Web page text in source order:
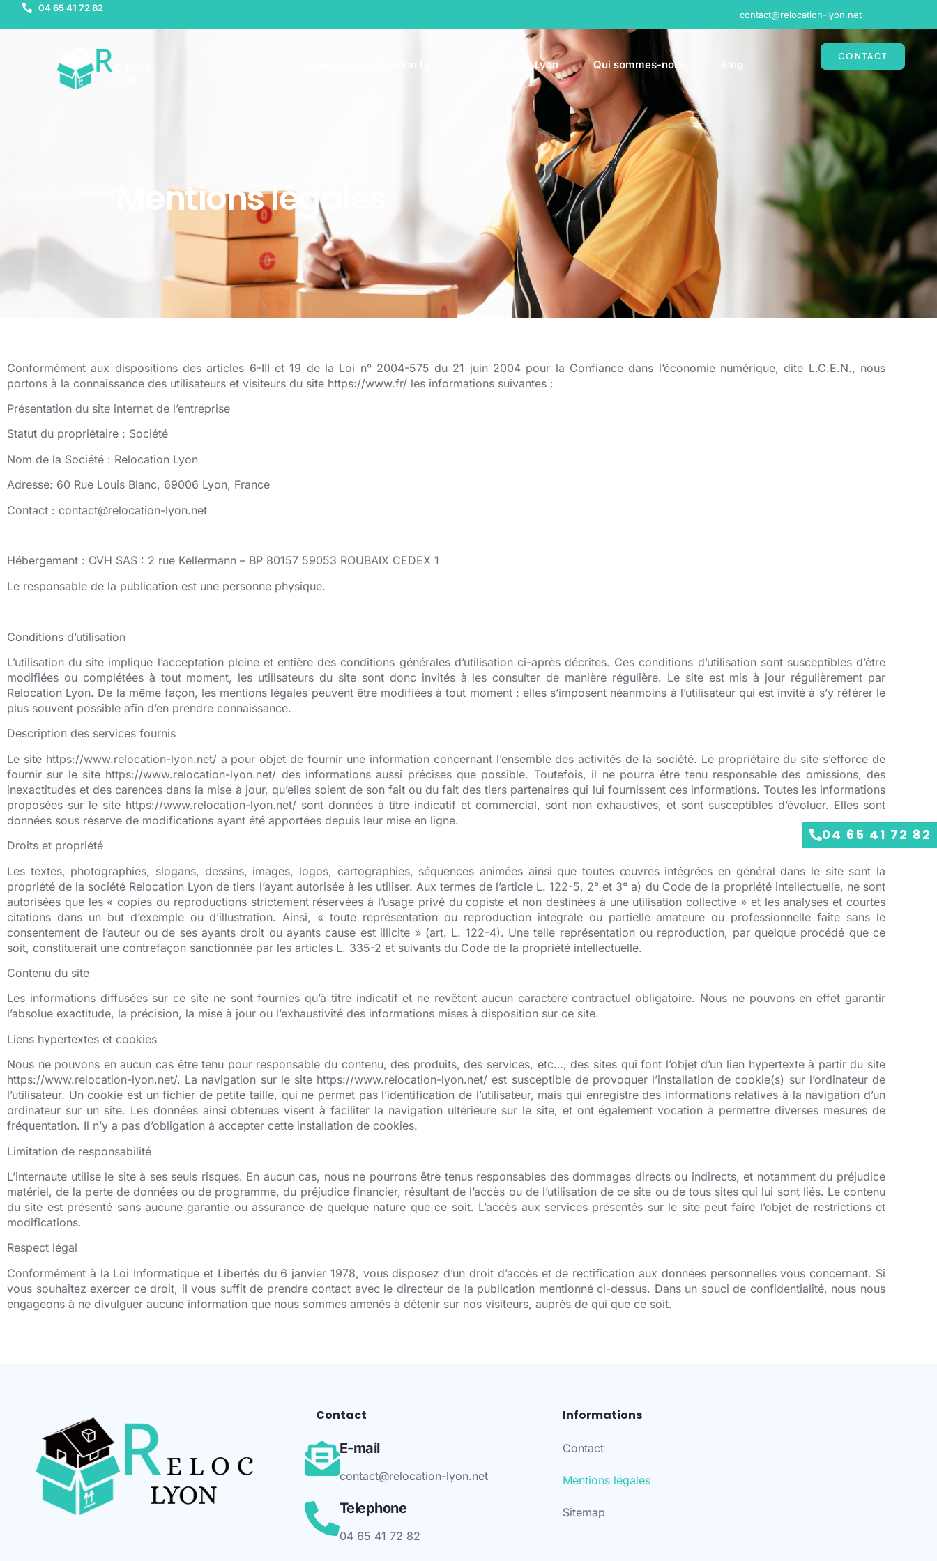
04 65 41 72 82
contact@relocation-lyon.net
Relocation Lyon Qui sommes-nous Blog
CONTACT
Mentions légales
Conformément aux dispositions des articles 6-III et 19 de la Loi n° 2004-575 du 21 juin 2004 pour la Confiance dans l’économie numérique, dite L.C.E.N., nous
portons à la connaissance des utilisateurs et visiteurs du site https://www.fr/ les informations suivantes :
Présentation du site internet de l’entreprise
Statut du propriétaire : Société
Nom de la Société : Relocation Lyon
Adresse: 60 Rue Louis Blanc, 69006 Lyon, France
Contact : contact@relocation-lyon.net
Hébergement : OVH SAS : 2 rue Kellermann – BP 80157 59053 ROUBAIX CEDEX 1
Le responsable de la publication est une personne physique.
Conditions d’utilisation
L’utilisation du site implique l’acceptation pleine et entière des conditions générales d’utilisation ci-après décrites. Ces conditions d’utilisation sont susceptibles d’être
modifiées ou complétées à tout moment, les utilisateurs du site sont donc invités à les consulter de manière régulière. Le site est mis à jour régulièrement par
Relocation Lyon. De la même façon, les mentions légales peuvent être modifiées à tout moment : elles s’imposent néanmoins à l’utilisateur qui est invité à s’y référer le
plus souvent possible afin d’en prendre connaissance.
Description des services fournis
Le site https://www.relocation-lyon.net/ a pour objet de fournir une information concernant l’ensemble des activités de la société. Le propriétaire du site s’efforce de
fournir sur le site https://www.relocation-lyon.net/ des informations aussi précises que possible. Toutefois, il ne pourra être tenu responsable des omissions, des
inexactitudes et des carences dans la mise à jour, qu’elles soient de son fait ou du fait des tiers partenaires qui lui fournissent ces informations. Toutes les informations
proposées sur le site https://www.relocation-lyon.net/ sont données à titre indicatif et commercial, sont non exhaustives, et sont susceptibles d’évoluer. Elles sont
données sous réserve de modifications ayant été apportées depuis leur mise en ligne.
Droits et propriété
Les textes, photographies, slogans, dessins, images, logos, cartographies, séquences animées ainsi que toutes œuvres intégrées en général dans le site sont la
propriété de la société Relocation Lyon de tiers l’ayant autorisée à les utiliser. Aux termes de l’article L. 122-5, 2° et 3° a) du Code de la propriété intellectuelle, ne sont
autorisées que les « copies ou reproductions strictement réservées à l’usage privé du copiste et non destinées à une utilisation collective » et les analyses et courtes
citations dans un but d’exemple ou d’illustration. Ainsi, « toute représentation ou reproduction intégrale ou partielle amateure ou professionnelle faite sans le
consentement de l’auteur ou de ses ayants droit ou ayants cause est illicite » (art. L. 122-4). Une telle représentation ou reproduction, par quelque procédé que ce
soit, constituerait une contrefaçon sanctionnée par les articles L. 335-2 et suivants du Code de la propriété intellectuelle.
Contenu du site
Les informations diffusées sur ce site ne sont fournies qu’à titre indicatif et ne revêtent aucun caractère contractuel obligatoire. Nous ne pouvons en effet garantir
l’absolue exactitude, la précision, la mise à jour ou l’exhaustivité des informations mises à disposition sur ce site.
Liens hypertextes et cookies
Nous ne pouvons en aucun cas être tenu pour responsable du contenu, des produits, des services, etc…, des sites qui font l’objet d’un lien hypertexte à partir du site
https://www.relocation-lyon.net/. La navigation sur le site https://www.relocation-lyon.net/ est susceptible de provoquer l’installation de cookie(s) sur l’ordinateur de
l’utilisateur. Un cookie est un fichier de petite taille, qui ne permet pas l’identification de l’utilisateur, mais qui enregistre des informations relatives à la navigation d’un
ordinateur sur un site. Les données ainsi obtenues visent à faciliter la navigation ultérieure sur le site, et ont également vocation à permettre diverses mesures de
fréquentation. Il n’y a pas d’obligation à accepter cette installation de cookies.
Limitation de responsabilité
L’internaute utilise le site à ses seuls risques. En aucun cas, nous ne pourrons être tenus responsables des dommages directs ou indirects, et notamment du préjudice
matériel, de la perte de données ou de programme, du préjudice financier, résultant de l’accès ou de l’utilisation de ce site ou de tous sites qui lui sont liés. Le contenu
du site est présenté sans aucune garantie ou assurance de quelque nature que ce soit. L’accès aux services présentés sur le site peut faire l’objet de restrictions et
modifications.
Respect légal
Conformément à la Loi Informatique et Libertés du 6 janvier 1978, vous disposez d’un droit d’accès et de rectification aux données personnelles vous concernant. Si
vous souhaitez exercer ce droit, il vous suffit de prendre contact avec le directeur de la publication mentionné ci-dessus. Dans un souci de confidentialité, nous nous
engageons à ne divulguer aucune information que nous sommes amenés à détenir sur nos visiteurs, auprès de qui que ce soit.
Contact
E-mail
contact@relocation-lyon.net
Telephone
04 65 41 72 82
Informations
Contact
Mentions légales
Sitemap
04 65 41 72 82